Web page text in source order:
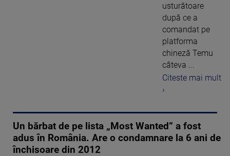
usturătoare
după ce a
comandat pe
platforma
chineză Temu
câteva ...
Citeste mai mult
›
Un bărbat de pe lista „Most Wanted” a fost
adus în România. Are o condamnare la 6 ani de
închisoare din 2012